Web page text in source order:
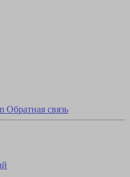
Обратная связь